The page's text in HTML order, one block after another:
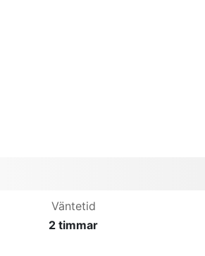
Väntetid
2 timmar